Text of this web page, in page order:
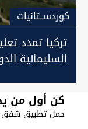
كوردســتانيات
تركيا تمدد
السليمانية
كن أول من
حمل تطبيق شفق